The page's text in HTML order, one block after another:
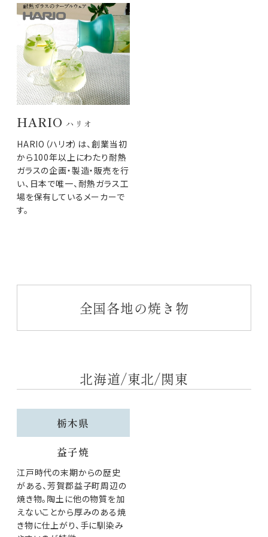
HARIO ハリオ
HARIO（ハリオ）は、創業当初
から100年以上にわたり耐熱
ガラスの企画・製造・販売を行
い、日本で唯一、耐熱ガラス工
場を保有しているメーカーで
す。
全国各地の焼き物
北海道/東北/関東
栃木県
益子焼
江戸時代の末期からの歴史
がある、芳賀郡益子町周辺の
焼き物。陶土に他の物質を加
えないことから厚みのある焼
き物に仕上がり、手に馴染み